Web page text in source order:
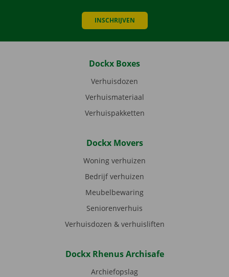
INSCHRIJVEN
Dockx Boxes
Verhuisdozen
Verhuismateriaal
Verhuispakketten
Dockx Movers
Woning verhuizen
Bedrijf verhuizen
Meubelbewaring
Seniorenverhuis
Verhuisdozen & verhuisliften
Dockx Rhenus Archisafe
Archiefopslag